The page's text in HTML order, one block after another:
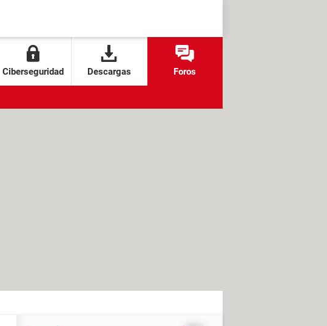
Ciberseguridad Descargas Foros